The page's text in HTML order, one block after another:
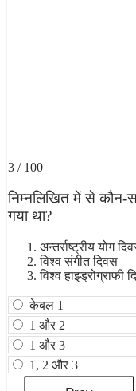
3 / 100
निम्नलिखित में से कौन-
गया था?
अन्तर्राष्ट्रीय योग
विश्व संगीत दिवस
विश्व हाइड्रोग्राफी
केबल 1
1 और 2
1 और 3
1, 2 और 3